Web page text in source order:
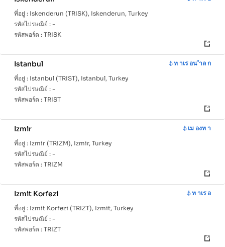
ที่อยู่ : Iskenderun (TRISK), Iskenderun, Turkey
รหัสไปรษณีย์ : -
รหัสพอร์ต : TRISK
Istanbul
ท าเร อน ำล ก
ที่อยู่ : Istanbul (TRIST), Istanbul, Turkey
รหัสไปรษณีย์ : -
รหัสพอร์ต : TRIST
Izmir
เม องท า
ที่อยู่ : Izmir (TRIZM), Izmir, Turkey
รหัสไปรษณีย์ : -
รหัสพอร์ต : TRIZM
Izmit Korfezi
ท าเร อ
ที่อยู่ : Izmit Korfezi (TRIZT), Izmit, Turkey
รหัสไปรษณีย์ : -
รหัสพอร์ต : TRIZT